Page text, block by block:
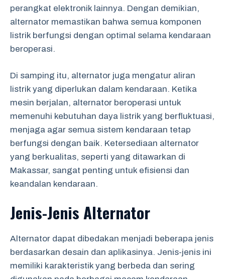
perangkat elektronik lainnya. Dengan demikian,
alternator memastikan bahwa semua komponen
listrik berfungsi dengan optimal selama kendaraan
beroperasi.
Di samping itu, alternator juga mengatur aliran
listrik yang diperlukan dalam kendaraan. Ketika
mesin berjalan, alternator beroperasi untuk
memenuhi kebutuhan daya listrik yang berfluktuasi,
menjaga agar semua sistem kendaraan tetap
berfungsi dengan baik. Ketersediaan alternator
yang berkualitas, seperti yang ditawarkan di
Makassar, sangat penting untuk efisiensi dan
keandalan kendaraan.
Jenis-Jenis Alternator
Alternator dapat dibedakan menjadi beberapa jenis
berdasarkan desain dan aplikasinya. Jenis-jenis ini
memiliki karakteristik yang berbeda dan sering